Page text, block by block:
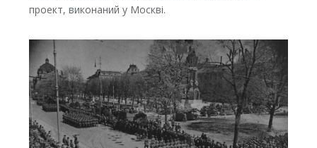
проект, виконаний у Москві.